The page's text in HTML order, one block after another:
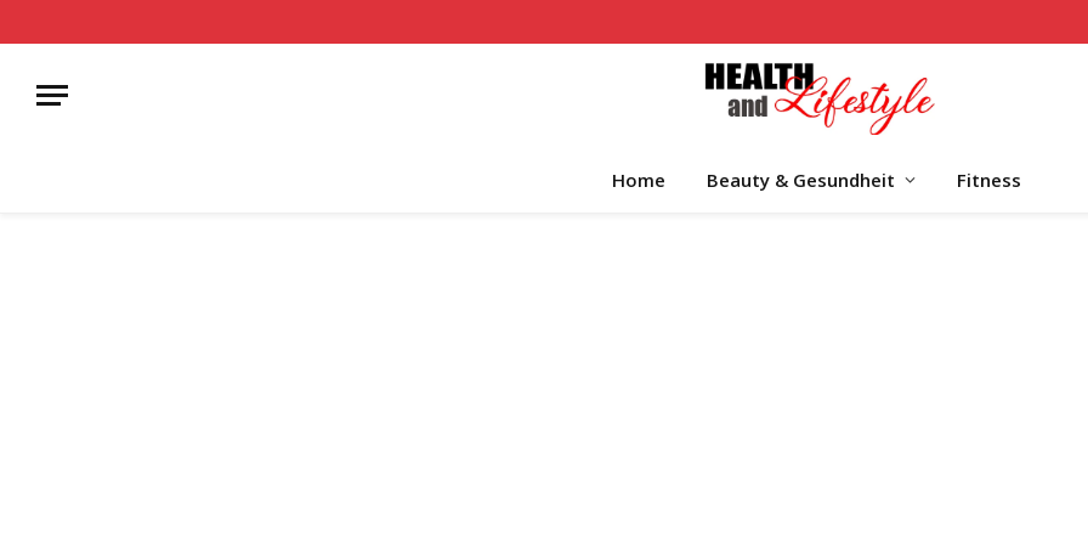
Home Beauty & Gesundheit Fitness